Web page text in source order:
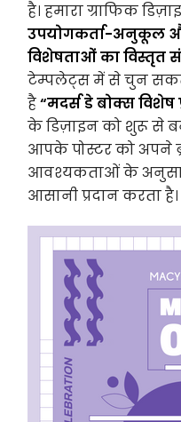
है। हमारा ग्राफिक
उपयोगकर्ता-अनुकूल
विशेषताओं का विस्तृत
टेम्पलेट्स में से चुन सकते
है“मदर्स डे बोक्स विशेष
के डिज़ाइन को शुरू से
आपके पोस्टर को अपने
आवश्यकताओं के
आसानी प्रदान करता है।